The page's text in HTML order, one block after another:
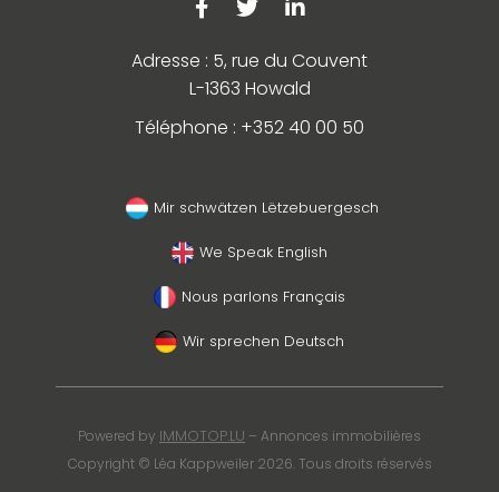
Adresse : 5, rue du Couvent
L-1363 Howald
Téléphone : +352 40 00 50
Mir schwätzen Lëtzebuergesch
We Speak English
Nous parlons Français
Wir sprechen Deutsch
Powered by IMMOTOP.LU – Annonces immobilières
Copyright © Léa Kappweiler 2026. Tous droits réservés